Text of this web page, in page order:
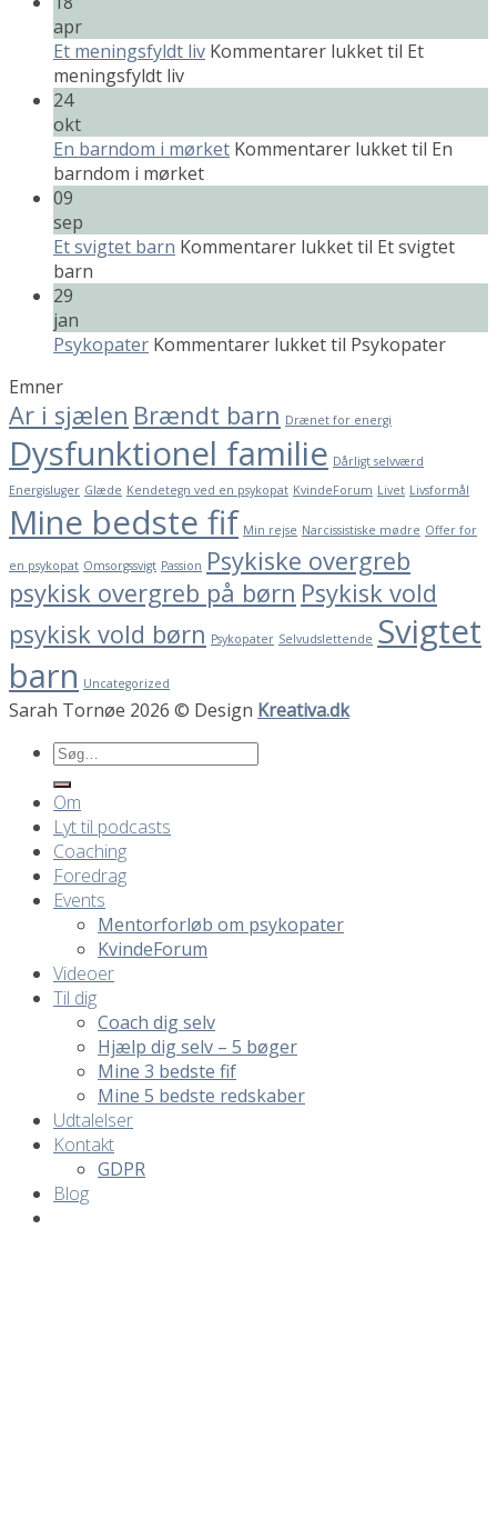
apr
Et meningsfyldt liv Kommentarer lukkettil Et
meningsfyldt liv
24
okt
En barndom i mørket Kommentarer lukkettil En
barndom i mørket
09
sep
Et svigtet barn Kommentarer lukkettil Et svigtet
barn
29
jan
Psykopater Kommentarer lukkettil Psykopater
Emner
Ar i sjælen Brændt barn Drænet for energi
Dysfunktionel familie Dårligt selvværd
Energisluger Glæde Kendetegn ved en psykopat KvindeForum Livet Livsformål
Mine bedste fif Min rejse Narcissistiske mødre Offer for
en psykopat Omsorgssvigt Passion Psykiske overgreb
psykisk overgreb på børn Psykisk vold
psykisk vold børn Psykopater Selvudslettende Svigtet
barn Uncategorized
Sarah Tornøe 2026 © Design Kreativa.dk
Om
Lyt til podcasts
Coaching
Foredrag
Events
Mentorforløb om psykopater
KvindeForum
Videoer
Til dig
Coach dig selv
Hjælp dig selv – 5 bøger
Mine 3 bedste fif
Mine 5 bedste redskaber
Udtalelser
Kontakt
GDPR
Blog